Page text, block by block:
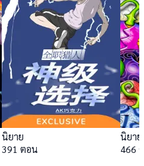
นิยาย
391 ตอน
นิยาย
466